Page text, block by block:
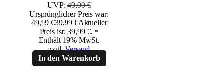
UVP: 49,99€
Ursprünglicher Preis war:
49,99 €39,99 €Aktueller
Preis ist: 39,99 €. *
Enthält 19% MwSt.
zzgl.Versand
In den Warenkorb